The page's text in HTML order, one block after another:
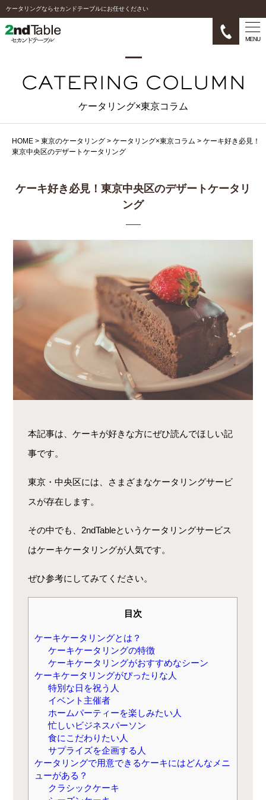
ケータリングならセカンドテーブルにお任せください
MENU
ケータリング×東京コラム
HOME > 東京のケータリング > ケータリング×東京コラム > ケーキ好き必見！
東京中央区のデザートケータリング
ケーキ好き必見！東京中央区のデザートケータリ
ング
本記事は、ケーキが好きな方にぜひ読んでほしい記
事です。
東京・中央区には、さまざまなケータリングサービ
スが存在します。
その中でも、2ndTableというケータリングサービス
はケーキケータリングが人気です。
ぜひ参考にしてみてください。
目次
ケーキケータリングとは？
ケーキケータリングの特徴
ケーキケータリングがおすすめなシーン
ケーキケータリングがぴったりな人
特別な日を祝う人
イベント主催者
ホームパーティーを楽しみたい人
忙しいビジネスパーソン
食にこだわりたい人
サプライズを企画する人
ケータリングで用意できるケーキにはどんなメニ
ューがある？
クラシックケーキ